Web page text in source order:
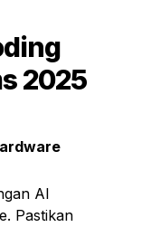
2025
AI
Pastikan